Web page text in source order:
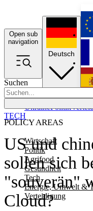
Open sub
navigation
Suchen
POLICY AREAS
Wirtschaft
Politik
Agrifood
Gesundheit
Tech
Energie, Umwelt &
Verteidigung
UkrainePolitik
Deutsch
US und
sollen sich
"souverän"
Cloud?
TECH